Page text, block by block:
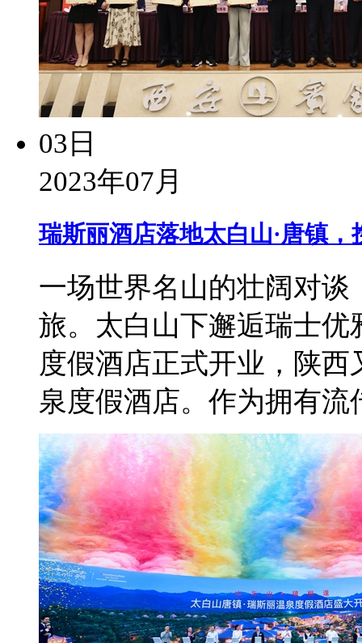
03日
2023年07月
瑞斯丽酒店落地太白山·唐镇
一场世界名山的壮阔对
旅。太白山下邂逅瑞士优
度假酒店正式开业，陕
泉度假酒店。作为拥有流